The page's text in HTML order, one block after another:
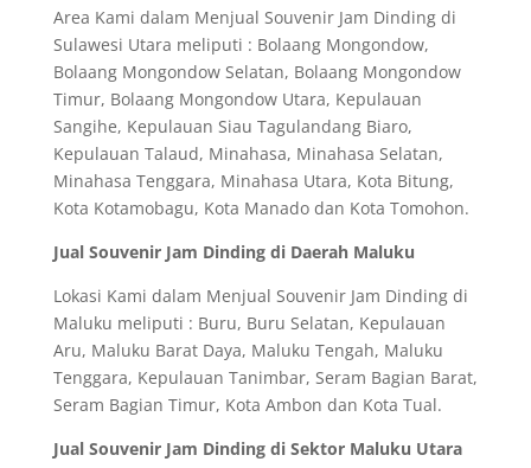
Area Kami dalam Menjual Souvenir Jam Dinding di
Sulawesi Utara meliputi : Bolaang Mongondow,
Bolaang Mongondow Selatan, Bolaang Mongondow
Timur, Bolaang Mongondow Utara, Kepulauan
Sangihe, Kepulauan Siau Tagulandang Biaro,
Kepulauan Talaud, Minahasa, Minahasa Selatan,
Minahasa Tenggara, Minahasa Utara, Kota Bitung,
Kota Kotamobagu, Kota Manado dan Kota Tomohon.
Jual Souvenir Jam Dinding di Daerah Maluku
Lokasi Kami dalam Menjual Souvenir Jam Dinding di
Maluku meliputi : Buru, Buru Selatan, Kepulauan
Aru, Maluku Barat Daya, Maluku Tengah, Maluku
Tenggara, Kepulauan Tanimbar, Seram Bagian Barat,
Seram Bagian Timur, Kota Ambon dan Kota Tual.
Jual Souvenir Jam Dinding di Sektor Maluku Utara